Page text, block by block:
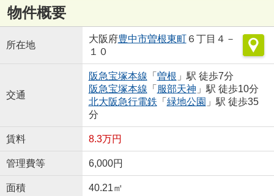
物件概要
所在地
大阪府豊中市曽根東町６丁目４－
１０
交通
阪急宝塚本線 「 曽根 」駅 徒歩7分
阪急宝塚本線 「 服部天神 」駅 徒歩10分
北大阪急行電鉄 「 緑地公園 」駅 徒歩35
分
賃料 8.3万円
管理費等 6,000円
面積 40.21㎡